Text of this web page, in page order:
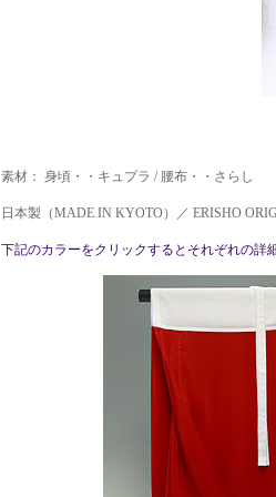
素材： 身頃・・キュプラ / 腰布・・さらし
日本製（MADE IN KYOTO）／ ERISHO
下記のカラーをクリックするとそれぞれの詳